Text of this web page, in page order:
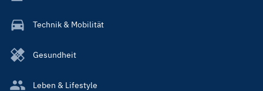
Technik & Mobilität
Gesundheit
Leben & Lifestyle